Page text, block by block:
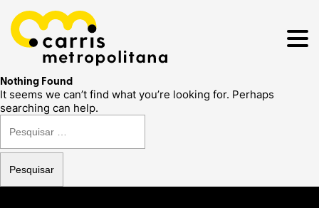
Nothing Found
It seems we can’t find what you’re looking for. Perhaps
searching can help.
por: